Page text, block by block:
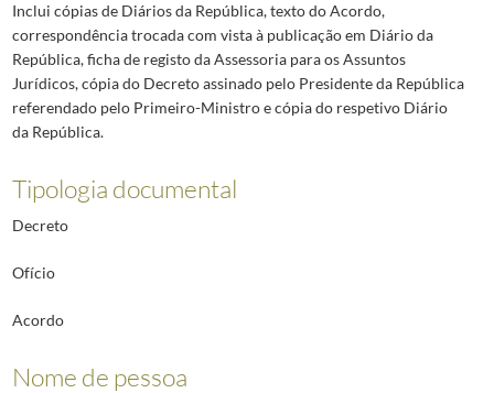
Inclui cópias de Diários da República, texto do Acordo,
correspondência trocada com vista à publicação em Diário da
República, ficha de registo da Assessoria para os Assuntos
Jurídicos, cópia do Decreto assinado pelo Presidente da República
referendado pelo Primeiro-Ministro e cópia do respetivo Diário
da República.
Tipologia documental
Decreto
Ofício
Acordo
Nome de pessoa